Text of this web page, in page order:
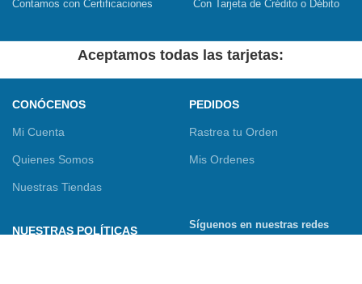
Contamos con Certificaciones Con Tarjeta de Crédito o Débito
Aceptamos todas las tarjetas:
CONÓCENOS
Mi Cuenta
Quienes Somos
Nuestras Tiendas
PEDIDOS
Rastrea tu Orden
Mis Ordenes
NUESTRAS POLÍTICAS
Síguenos en nuestras redes